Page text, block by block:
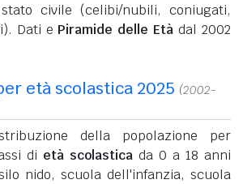
civile (celibi/nubili, coniugati,
Dati e Piramide delle Età dal 2002
età scolastica 2025 (2002-
della popolazione per
di età scolastica da 0 a 18 anni
nido, scuola dell'infanzia, scuola